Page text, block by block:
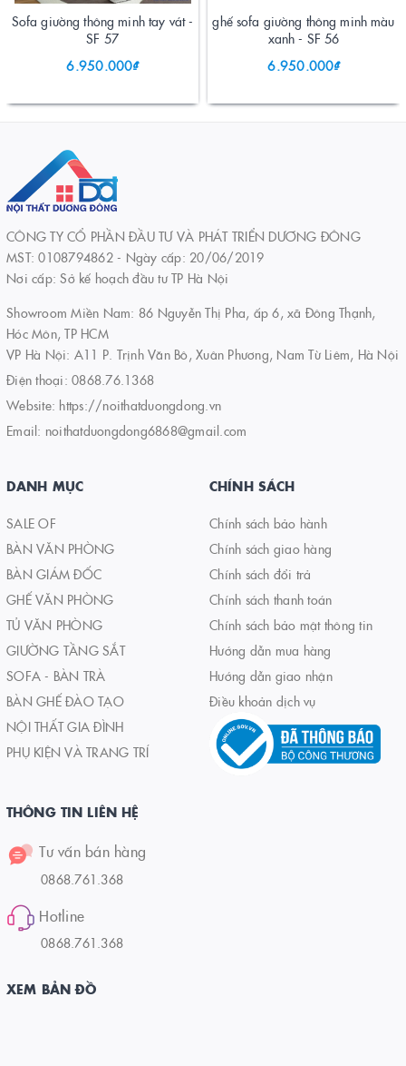
Sofa giường thông minh tay vát -
SF 57
6.950.000₫
ghế sofa giường thông minh màu
xanh - SF 56
6.950.000₫
CÔNG TY CỔ PHẦN ĐẦU TƯ VÀ PHÁT TRIỂN DƯƠNG ĐÔNG
MST: 0108794862 - Ngày cấp: 20/06/2019
Nơi cấp: Sở kế hoạch đầu tư TP Hà Nội
Showroom Miền Nam: 86 Nguyễn Thị Pha, ấp 6, xã Đông Thạnh,
Hóc Môn, TP HCM
VP Hà Nội: A11 P. Trịnh Văn Bô, Xuân Phương, Nam Từ Liêm, Hà Nội
Điện thoại: 0868.76.1368
Website: https://noithatduongdong.vn
Email: noithatduongdong6868@gmail.com
DANH MỤC
SALE OF
BÀN VĂN PHÒNG
BÀN GIÁM ĐỐC
GHẾ VĂN PHÒNG
TỦ VĂN PHÒNG
GIƯỜNG TẦNG SẮT
SOFA - BÀN TRÀ
BÀN GHẾ ĐÀO TẠO
NỘI THẤT GIA ĐÌNH
PHỤ KIỆN VÀ TRANG TRÍ
CHÍNH SÁCH
Chính sách bảo hành
Chính sách giao hàng
Chính sách đổi trả
Chính sách thanh toán
Chính sách bảo mật thông tin
Hướng dẫn mua hàng
Hướng dẫn giao nhận
Điều khoản dịch vụ
THÔNG TIN LIÊN HỆ
Tư vấn bán hàng
0868.761.368
Hotline
0868.761.368
XEM BẢN ĐỒ